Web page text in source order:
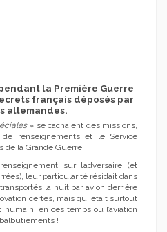
la Première Guerre
français déposés par
allemandes.
» se cachaient des missions,
renseignements et le Service
de la Grande Guerre.
sur l’adversaire (et
leur particularité résidait dans
la nuit par avion derrière
certes, mais qui était surtout
en ces temps où l’aviation
!